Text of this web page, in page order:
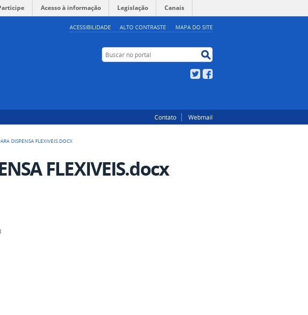
ACESSIBILIDADE ALTO CONTRASTE MAPA DO SITE
Acesso à informação Legislação Canais
Buscar no portal
Twitter
Contato Webmail
DISPENSA FLEXIVEIS.DOCX
FLEXIVEIS.docx